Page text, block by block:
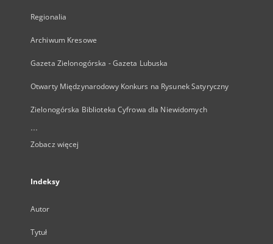
Regionalia
Archiwum Kresowe
Gazeta Zielonogórska - Gazeta Lubuska
Otwarty Międzynarodowy Konkurs na Rysunek Satyryczny
Zielonogórska Biblioteka Cyfrowa dla Niewidomych
...
Zobacz więcej
Indeksy
Autor
Tytuł